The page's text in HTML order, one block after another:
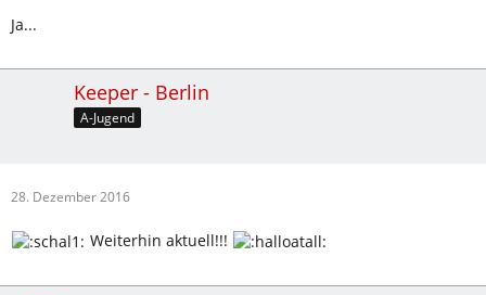
Ja...
Keeper - Berlin
A-Jugend
28. Dezember 2016
Weiterhin aktuell!!!